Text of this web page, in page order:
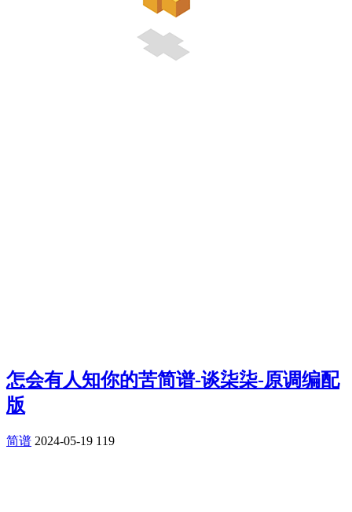
怎会有人知你的苦简谱-谈柒柒-原调编配
版
简谱 2024-05-19 119